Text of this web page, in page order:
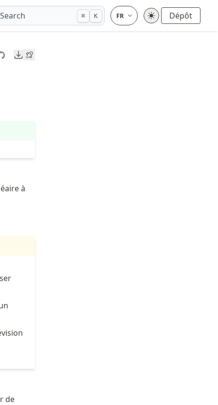
Search ⌘ K Dépôt
Downloads
à
de